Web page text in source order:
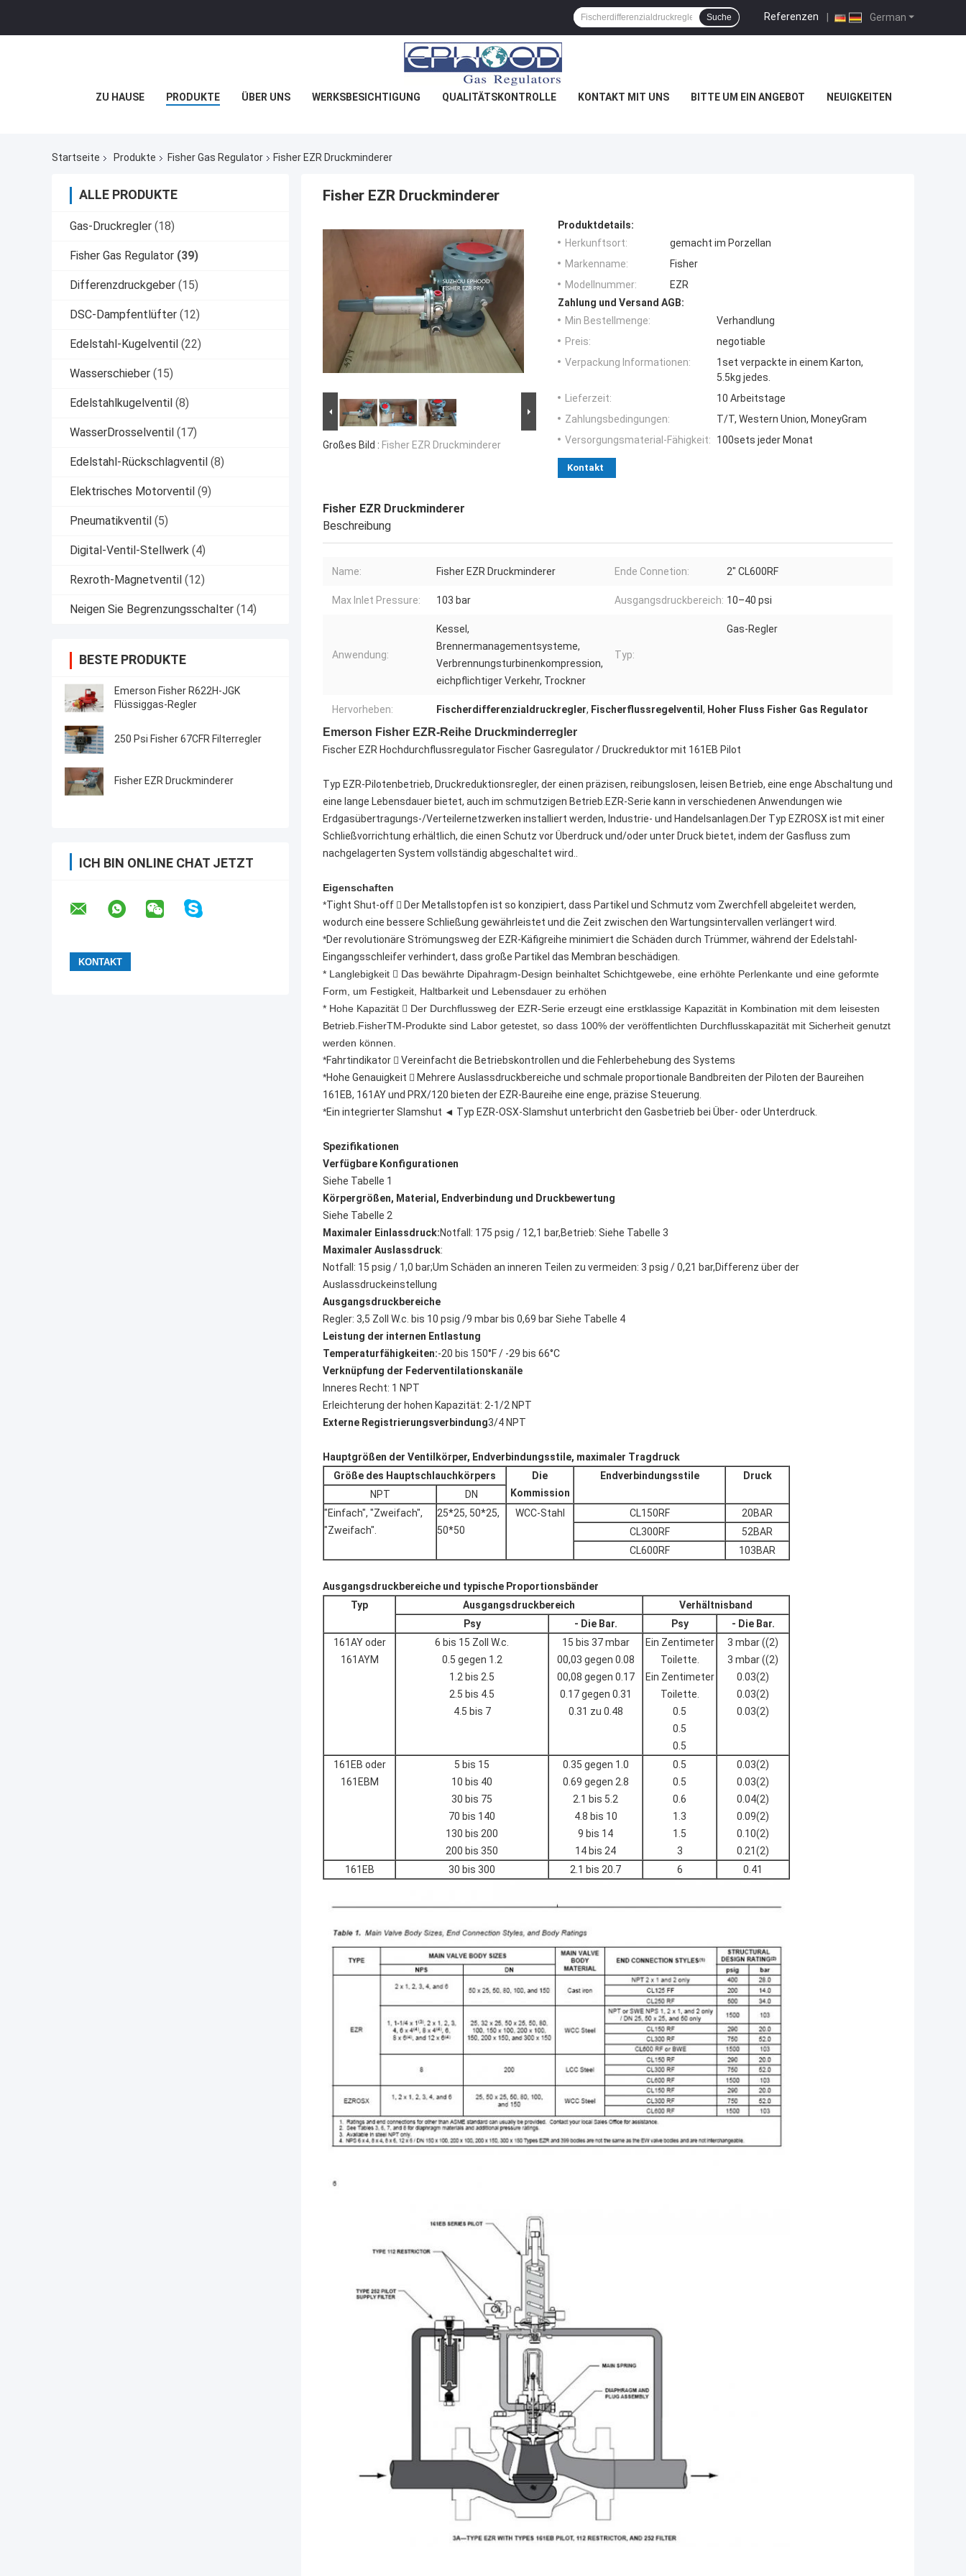
German
Referenzen |
Suche
ZU HAUSE PRODUKTE ÜBER UNS WERKSBESICHTIGUNG QUALITÄTSKONTROLLE KONTAKT MIT UNS BITTE UM EIN ANGEBOT NEUIGKEITEN
Startseite Produkte Fisher Gas Regulator Fisher EZR Druckminderer
ALLE PRODUKTE
Gas-Druckregler (18)
Fisher Gas Regulator (39)
Differenzdruckgeber (15)
DSC-Dampfentlüfter (12)
Edelstahl-Kugelventil (22)
Wasserschieber (15)
Edelstahlkugelventil (8)
WasserDrosselventil (17)
Edelstahl-Rückschlagventil (8)
Elektrisches Motorventil (9)
Pneumatikventil (5)
Digital-Ventil-Stellwerk (4)
Rexroth-Magnetventil (12)
Neigen Sie Begrenzungsschalter (14)
BESTE PRODUKTE
Emerson Fisher R622H-JGK
Flüssiggas-Regler
250 Psi Fisher 67CFR Filterregler
Fisher EZR Druckminderer
ICH BIN ONLINE CHAT JETZT
Fisher EZR Druckminderer
Großes Bild : Fisher EZR Druckminderer
Produktdetails:
Herkunftsort:
gemacht im Porzellan
Markenname:
Fisher
Modellnummer:
EZR
Zahlung und Versand AGB:
Min Bestellmenge:
Verhandlung
Preis:
negotiable
Verpackung Informationen:
1set verpackte in einem Karton,
5.5kg jedes.
Lieferzeit:
10 Arbeitstage
Zahlungsbedingungen:
T/T, Western Union, MoneyGram
Versorgungsmaterial-Fähigkeit:
100sets jeder Monat
Kontakt
Fisher EZR Druckminderer
Beschreibung
Name: Fisher EZR Druckminderer Ende Connetion: 2" CL600RF
Max Inlet Pressure: 103 bar Ausgangsdruckbereich: 10–40 psi
Anwendung:
Kessel,
Brennermanagementsysteme,
Verbrennungsturbinenkompression,
eichpflichtiger Verkehr, Trockner
Typ:
Gas-Regler
Hervorheben: Fischerdifferenzialdruckregler, Fischerflussregelventil , Hoher Fluss Fisher Gas Regulator
Emerson Fisher EZR-Reihe Druckminderregler
Fischer EZR Hochdurchflussregulator Fischer Gasregulator / Druckreduktor mit 161EB Pilot
Typ EZR-Pilotenbetrieb, Druckreduktionsregler, der einen präzisen, reibungslosen, leisen Betrieb, eine enge Abschaltung und
eine lange Lebensdauer bietet, auch im schmutzigen Betrieb.EZR-Serie kann in verschiedenen Anwendungen wie
Erdgasübertragungs-/Verteilernetzwerken installiert werden, Industrie- und Handelsanlagen.Der Typ EZROSX ist mit einer
Schließvorrichtung erhältlich, die einen Schutz vor Überdruck und/oder unter Druck bietet, indem der Gasfluss zum
nachgelagerten System vollständig abgeschaltet wird..
Eigenschaften
*Tight Shut-off  Der Metallstopfen ist so konzipiert, dass Partikel und Schmutz vom Zwerchfell abgeleitet werden,
wodurch eine bessere Schließung gewährleistet und die Zeit zwischen den Wartungsintervallen verlängert wird.
*Der revolutionäre Strömungsweg der EZR-Käfigreihe minimiert die Schäden durch Trümmer, während der Edelstahl-
Eingangsschleifer verhindert, dass große Partikel das Membran beschädigen.
* Langlebigkeit  Das bewährte Dipahragm-Design beinhaltet Schichtgewebe, eine erhöhte Perlenkante und eine geformte
Form, um Festigkeit, Haltbarkeit und Lebensdauer zu erhöhen
* Hohe Kapazität  Der Durchflussweg der EZR-Serie erzeugt eine erstklassige Kapazität in Kombination mit dem leisesten
Betrieb.FisherTM-Produkte sind Labor getestet, so dass 100% der veröffentlichten Durchflusskapazität mit Sicherheit genutzt
werden können.
*Fahrtindikator  Vereinfacht die Betriebskontrollen und die Fehlerbehebung des Systems
*Hohe Genauigkeit  Mehrere Auslassdruckbereiche und schmale proportionale Bandbreiten der Piloten der Baureihen
161EB, 161AY und PRX/120 bieten der EZR-Baureihe eine enge, präzise Steuerung.
*Ein integrierter Slamshut ◄ Typ EZR-OSX-Slamshut unterbricht den Gasbetrieb bei Über- oder Unterdruck.
Spezifikationen
Verfügbare Konfigurationen
Siehe Tabelle 1
Körpergrößen, Material, Endverbindung und Druckbewertung
Siehe Tabelle 2
Maximaler Einlassdruck:Notfall: 175 psig / 12,1 bar,Betrieb: Siehe Tabelle 3
Maximaler Auslassdruck:
Notfall: 15 psig / 1,0 bar;Um Schäden an inneren Teilen zu vermeiden: 3 psig / 0,21 bar,Differenz über der
Auslassdruckeinstellung
Ausgangsdruckbereiche
Regler: 3,5 Zoll W.c. bis 10 psig /9 mbar bis 0,69 bar Siehe Tabelle 4
Leistung der internen Entlastung
Temperaturfähigkeiten:-20 bis 150°F / -29 bis 66°C
Verknüpfung der Federventilationskanäle
Inneres Recht: 1 NPT
Erleichterung der hohen Kapazität: 2-1/2 NPT
Externe Registrierungsverbindung3/4 NPT
Hauptgrößen der Ventilkörper, Endverbindungsstile, maximaler Tragdruck
Größe des Hauptschlauchkörpers
Die
Kommission
Endverbindungsstile
Druck
NPT
DN
"Einfach", "Zweifach",
"Zweifach".
25*25, 50*25,
50*50
WCC-Stahl CL150RF
20BAR
CL300RF
52BAR
CL600RF
103BAR
Ausgangsdruckbereiche und typische Proportionsbänder
Typ
Ausgangsdruckbereich
Verhältnisband
Psy
- Die Bar. Psy
- Die Bar.
161AY oder
161AYM
6 bis 15 Zoll W.c.
0.5 gegen 1.2
1.2 bis 2.5
2.5 bis 4.5
4.5 bis 7
15 bis 37 mbar
00,03 gegen 0.08
00,08 gegen 0.17
0.17 gegen 0.31
0.31 zu 0.48
Ein Zentimeter
Toilette.
Ein Zentimeter
Toilette.
0.5
0.5
0.5
3 mbar ((2)
3 mbar ((2)
0.03(2)
0.03(2)
0.03(2)
161EB oder
161EBM
5 bis 15
10 bis 40
30 bis 75
70 bis 140
130 bis 200
200 bis 350
0.35 gegen 1.0
0.69 gegen 2.8
2.1 bis 5.2
4.8 bis 10
9 bis 14
14 bis 24
0.5
0.5
0.6
1.3
1.5
3
0.03(2)
0.03(2)
0.04(2)
0.09(2)
0.10(2)
0.21(2)
161EB
30 bis 300 2.1 bis 20.7 6 0.41